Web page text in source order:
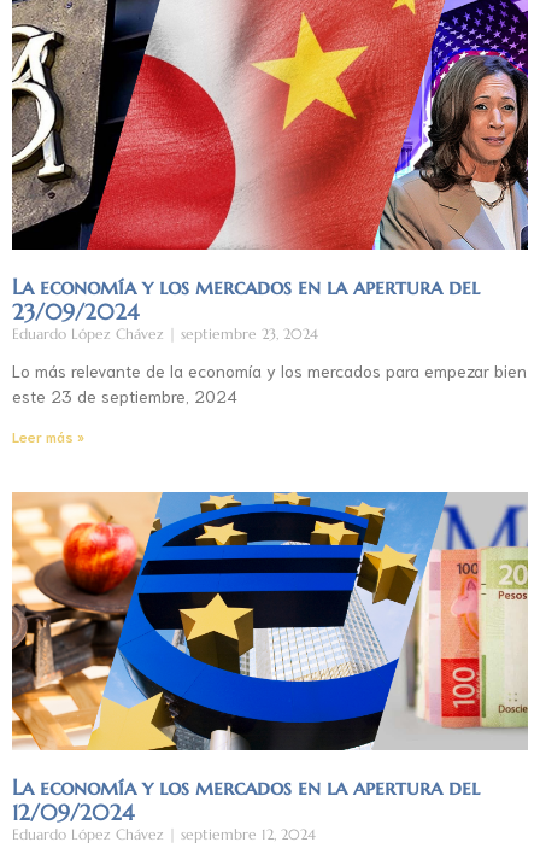
La economía y los mercados en la apertura del
23/09/2024
Eduardo López Chávez septiembre 23, 2024
Lo más relevante de la economía y los mercados para empezar bien
este 23 de septiembre, 2024
Leer más »
La economía y los mercados en la apertura del
12/09/2024
Eduardo López Chávez septiembre 12, 2024